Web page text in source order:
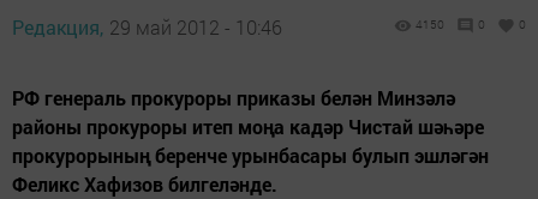
Редакция, 29 май 2012 - 10:46 4150 0 0
РФ генераль прокуроры приказы белән Минзәлә
районы прокуроры итеп моңа кадәр Чистай шәһәре
прокурорының беренче урынбасары булып эшләгән
Феликс Хафизов билгеләнде.